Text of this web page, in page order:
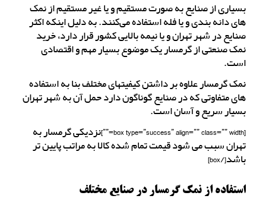
بسیاری از صنایع به صورت مستقیم و یا غیر مستقیم از نمک
های دانه بندی و یا فله استفاده می‌کنند. به دلیل اینکه اکثر
صنایع در شهر تهران و یا نیمه بالایی کشور قرار دارد، خرید
نمک صنعتی از گرمسار یک موضوع بسیار مهم و اقتصادی
است.
نمک گرمسار علاوه بر داشتن کیفیتهای مختلف بنا به استفاده
های متفاوتی که در صنایع گوناگون دارد حمل آن به شهر تهران
بسیار سریع و آسان است.
[box type=”success” align=”” class=”” width=””]نزدیکی گرمسار به
تهران سبب می شود قیمت تمام شده کالا به مراتب پایین تر
باشد[/box]
استفاده از نمک گرمسار در صنایع مختلف